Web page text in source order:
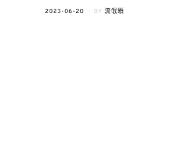
POSTED
2023-06-20 BY 流氓顆